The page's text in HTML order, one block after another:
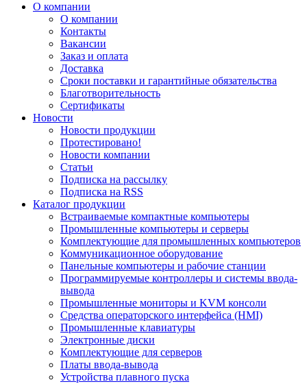
О компании
О компании
Контакты
Вакансии
Заказ и оплата
Доставка
Сроки поставки и гарантийные обязательства
Благотворительность
Сертификаты
Новости
Новости продукции
Протестировано!
Новости компании
Статьи
Подписка на рассылку
Подписка на RSS
Каталог продукции
Встраиваемые компактные компьютеры
Промышленные компьютеры и серверы
Комплектующие для промышленных компьютеров
Коммуникационное оборудование
Панельные компьютеры и рабочие станции
Программируемые контроллеры и системы ввода-
вывода
Промышленные мониторы и KVM консоли
Средства операторского интерфейса (HMI)
Промышленные клавиатуры
Электронные диски
Комплектующие для серверов
Платы ввода-вывода
Устройства плавного пуска